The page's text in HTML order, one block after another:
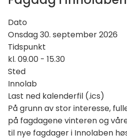
Dato
Onsdag 30. september 2026
Tidspunkt
kl. 09.00 - 15.30
Sted
Innolab
Last
ned
kalenderfil
(.ics)
Last ned kalenderfil (.ics)
På grunn av stor interesse,
på fagdagene vinteren og
til nye fagdager i Innolaben